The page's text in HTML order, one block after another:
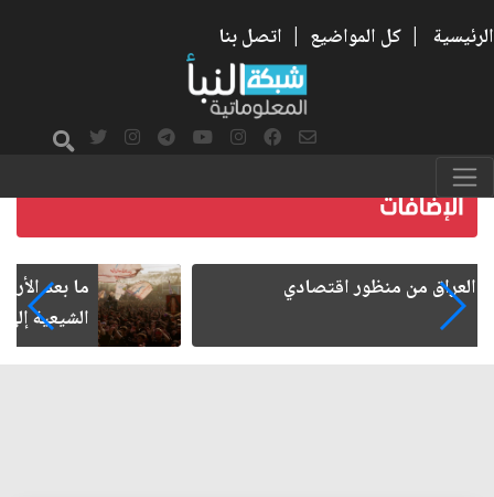
الرئيسية | كل المواضيع | اتصل بنا
ما بعد الأربعين.. كيف اتسعت الزيارة من هويتها